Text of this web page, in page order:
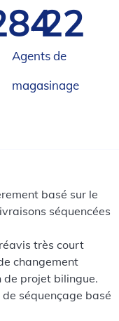
Agents de
magasinage
22
basé sur le
séquencées
très court
changement
de projet bilingue.
séquençage basé